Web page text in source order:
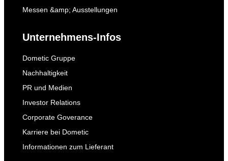
Messen &amp; Ausstellungen
Unternehmens-Infos
Dometic Gruppe
Nachhaltigkeit
PR und Medien
Investor Relations
Corporate Goverance
Karriere bei Dometic
Informationen zum Lieferant